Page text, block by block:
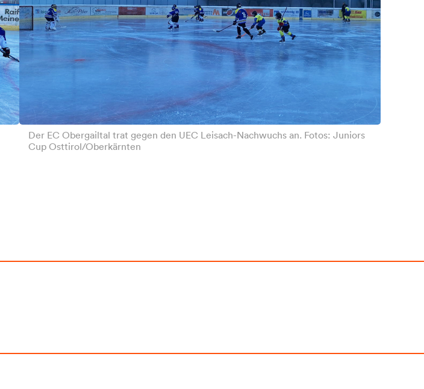
Der EC Obergailtal trat gegen den UEC Leisach-Nachwuchs an. Fotos: Juniors
Cup Osttirol/Oberkärnten